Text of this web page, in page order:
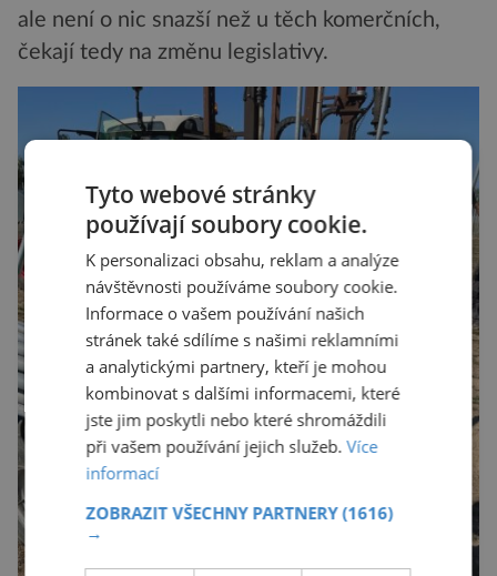
ale není o nic snazší než u těch komerčních,
čekají tedy na změnu legislativy.
Tyto webové stránky
používají soubory cookie.
K personalizaci obsahu, reklam a analýze
návštěvnosti používáme soubory cookie.
Informace o vašem používání našich
stránek také sdílíme s našimi reklamními
a analytickými partnery, kteří je mohou
kombinovat s dalšími informacemi, které
jste jim poskytli nebo které shromáždili
při vašem používání jejich služeb.Více
informací
ZOBRAZIT VŠECHNY PARTNERY(1616)
→